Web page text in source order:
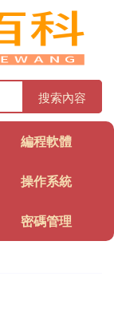
搜索內容
編程軟體
操作系統
密碼管理